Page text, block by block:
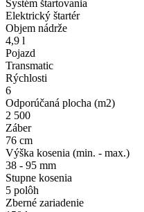
Systém štartovania
Elektrický štartér
Objem nádrže
4,9 l
Pojazd
Transmatic
Rýchlosti
6
Odporúčaná plocha (m2)
2 500
Záber
76 cm
Výška kosenia (min. - max.)
38 - 95 mm
Stupne kosenia
5 polôh
Zberné zariadenie